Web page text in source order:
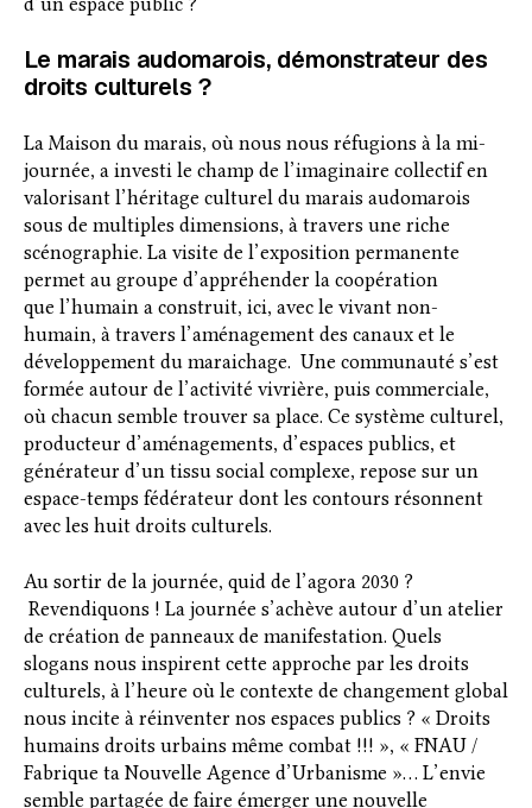
Le marais audomarois, démonstrateur des
droits culturels ?
La Maison du marais, où nous nous réfugions à la mi-
journée, a investi le champ de l’imaginaire collectif en
valorisant l’héritage culturel du marais audomarois
sous de multiples dimensions, à travers une riche
scénographie. La visite de l’exposition permanente
permet au groupe d’appréhender la coopération
que l’humain a construit, ici, avec le vivant non-
humain, à travers l’aménagement des canaux et le
développement du maraichage. Une communauté s’est
formée autour de l’activité vivrière, puis commerciale,
où chacun semble trouver sa place. Ce système culturel,
producteur d’aménagements, d’espaces publics, et
générateur d’un tissu social complexe, repose sur un
espace-temps fédérateur dont les contours résonnent
avec les huit droits culturels.
Au sortir de la journée, quid de l’agora 2030 ?
Revendiquons ! La journée s’achève autour d’un atelier
de création de panneaux de manifestation. Quels
slogans nous inspirent cette approche par les droits
culturels, à l’heure où le contexte de changement global
nous incite à réinventer nos espaces publics ? « Droits
humains droits urbains même combat !!! », « FNAU /
Fabrique ta Nouvelle Agence d’Urbanisme »… L’envie
semble partagée de faire émerger une nouvelle